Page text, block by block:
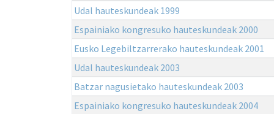
Udal hauteskundeak 1999
Espainiako kongresuko hauteskundeak 2000
Eusko Legebiltzarrerako hauteskundeak 2001
Udal hauteskundeak 2003
Batzar nagusietako hauteskundeak 2003
Espainiako kongresuko hauteskundeak 2004